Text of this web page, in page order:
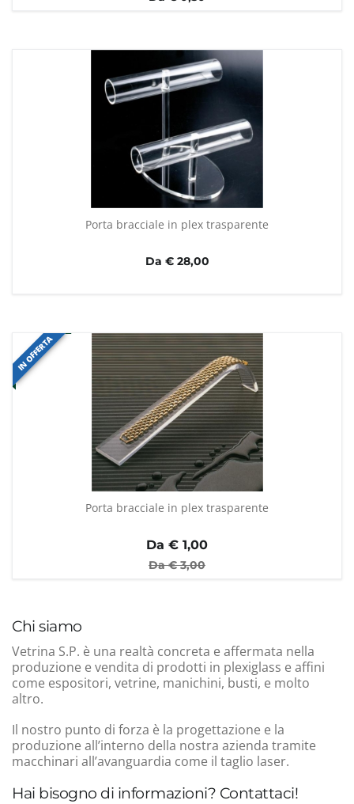
Hai bisogno di informazioni? Contattaci!
Chi siamo
Vetrina S.P. è una realtà concreta e affermata nella
produzione e vendita di prodotti in plexiglass e affini
come espositori, vetrine, manichini, busti, e molto
altro.
Il nostro punto di forza è la progettazione e la
produzione all’interno della nostra azienda tramite
macchinari all’avanguardia come il taglio laser.
Porta bracciale in plex trasparente
Da € 28,00
IN OFFERTA
Porta bracciale in plex trasparente
Da € 1,00
Da €3,00